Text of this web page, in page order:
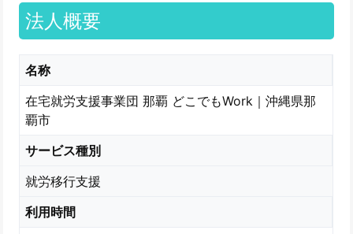
法人概要
名称
在宅就労支援事業団 那覇 どこでもWork｜沖縄県那
覇市
サービス種別
就労移行支援
利用時間